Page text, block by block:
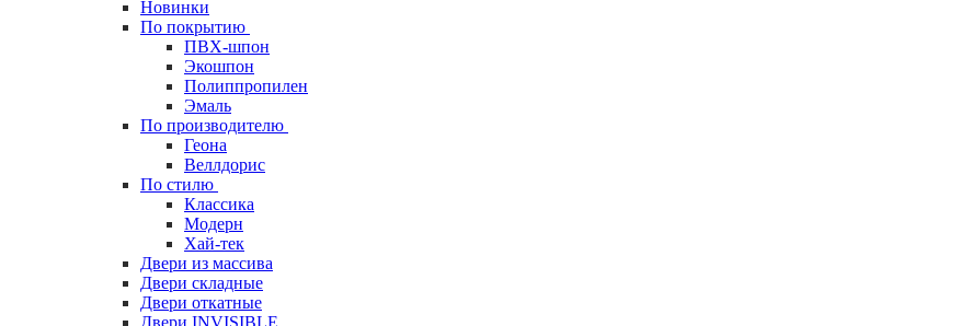
Новинки
По покрытию
ПВХ-шпон
Экошпон
Полиппропилен
Эмаль
По производителю
Геона
Веллдорис
По стилю
Классика
Модерн
Хай-тек
Двери из массива
Двери складные
Двери откатные
Двери INVISIBLE